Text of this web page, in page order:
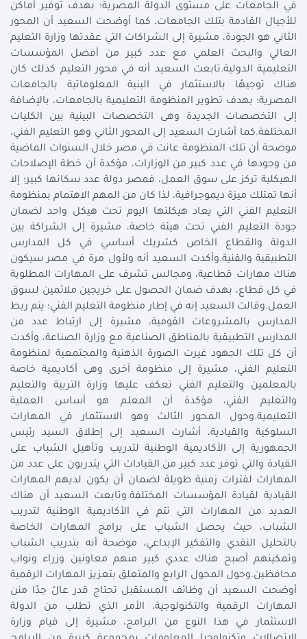
في الجامعات على مستوى الدولة المصرية؛ بهدف توفير أماكن
للأجيال القادمة بتلك الجامعات، كما أوضحت السعيد أن المحور
الثاني هو الجودة، مشيرة إلى الشراكات التي عقدتها وزارة التعليم
العالي والبحث العلمي مع عدد كبير من أفضل المؤسسات
التعليمية الدولية.تابعت السعيد أنه في محور التعليم كذلك كان
هناك توجيهًا بالاستثمار في البنية المعلوماتية بالجامعات
المصرية؛ بهدف تطوير المنظومة التعليمية بالجامعات، بالإضافة
إلى التخصصات الجديدة وهى التخصصات البينية بين الكليات
المختلفة.كما أشارت السعيد إلى المحور الثاني وهو التعليم الفني،
موضحة أن تلك المنظومة عانت في مصر خلال السنوات الماضية
من وجودها في عدد كبير من الوزارات، مؤكدة أن خطة الإصلاحات
الهيكلية تركز على سوق العمل، فمصر دولة عدد سكانها كبير؛ إلا
أنها تمتلك ميزة ديموجرافية، لذا كان من المهم الاهتمام بمنظومة
التعليم الفني التي يعاد هيكلتها اليوم تحت هيكل واحد لضمان
جودة التعليم الفني تحت هيئة خاصة، مشيرة إلى الشراكة بين
الدولة والقطاع الخاص كشريك أساسي في كل المدارس
التطبيقية والفنية.وأكدت السعيد أنه ولأول مرة في مصر سيكون
هناك مهارات قطاعية، ومجالس تشرف على المهارات المطلوبة
في كل قطاع، بهدف ضمان الحصول على خريجين ملائمين لسوق
العمل.وقالت السعيد إنه في إطار منظومة التعليم الفني؛ يتم ربط
المدارس بالمشروعات القومية، مشيرة إلى ارتباط عدد من
المدارس التطبيقية بالمناطق الصناعية مع وزارة الصناعة، وأكدت
أن كل تلك الجهود غيرت الصورة الذهنية والمجتمعية لمنظومة
التعليم الفني، مشيرة إلى منظومة آخرى وهى أكاديمية خاصة
بالمعلمين والتعليم الفني تعكف عليها وزارة التربية والتعليم
والتعليم الفني، مؤكدة أن المعلم هو أساس العملية
التعليمية.وحول المحور الثالث وهو الاستثمار في المهارات
السلوكية والقيادية، أشارت السعيد إلى إطلاق السيد رئيس
الجمهورية إلى الأكاديمية الوطنية لتدريب وتأهيل الشباب على
القيادة والتي توفر عدد كبير من القيادات التي يتدربون على عدد من
المهارات لفترات زمنية طويلة لضمان أن يكون لديهم المهارات
القيادية لقيادة المؤسسات المختلفة.وتابعت السعيد أن هناك
العديد من المهارات التي تتم في الأكاديمية الوطنية لتدريب
الشباب، حيث يحصل الشباب على برامج المهارات الخاصة
بالتحليل النقدي والتفكير الإبداعي، موضحة أنه بتدريب الشباب
وتمكينهم أصبح هناك عددي كبير منهم معاونين وزراء ونواب
محافظين.وحول المحول الرابع والمتعلق بتعزيز المهارات الرقمية
أوضحت السعيد أن وظائف المستقبل تحتاج قدر عالً جدًا منن
المهارات الرقمية والتكنولوجية، الأمر الذي تطلب من الدولة
الاستثمار في هذا النوع من البرامج، مشيرة إلى قيام وزارة